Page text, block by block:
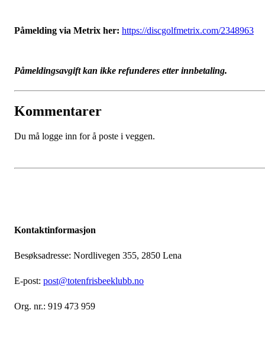
Påmelding via Metrix her: https://discgolfmetrix.com/2348963
Påmeldingsavgift kan ikke refunderes etter innbetaling.
Kommentarer
Du må logge inn for å poste i veggen.
Kontaktinformasjon
Besøksadresse: Nordlivegen 355, 2850 Lena
E-post: post@totenfrisbeeklubb.no
Org. nr.: 919 473 959